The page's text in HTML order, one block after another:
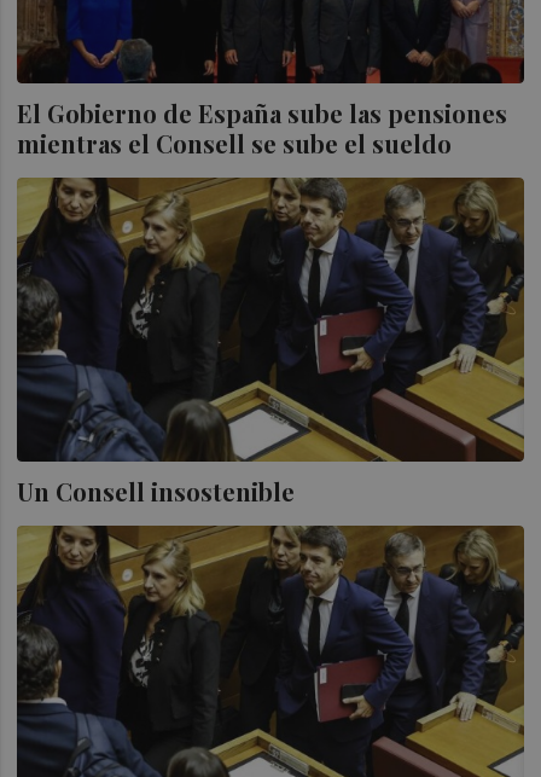
El Gobierno de España sube las pensiones
mientras el Consell se sube el sueldo
Un Consell insostenible